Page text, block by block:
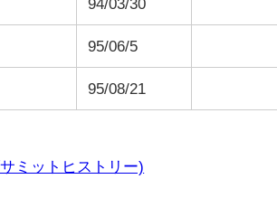
95/06/5
95/08/21
ミットヒストリー)